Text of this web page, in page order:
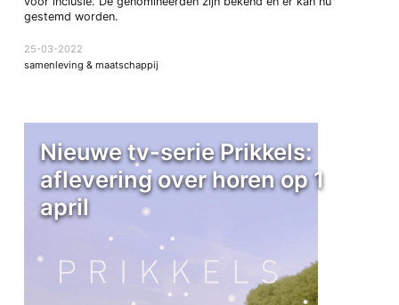
gestemd worden.
25-03-2022
samenleving & maatschappij
Nieuwe tv-serie Prikkels:
aflevering over horen op 1
april